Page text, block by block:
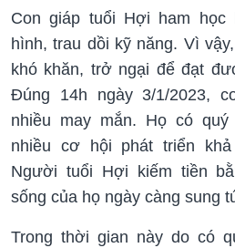
Con giáp tuổi Hợi ham học
hình, trau dồi kỹ năng. Vì
khó khăn, trở ngại để đạt
Đúng 14h ngày 3/1/2023,
nhiều may mắn. Họ có
nhiều cơ hội phát triển
Người tuổi Hợi kiếm tiền
sống của họ ngày càng sung
Trong thời gian này do có